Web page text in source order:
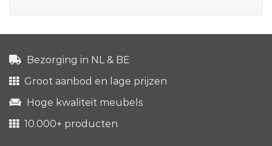
Bezorging in NL & BE
Groot aanbod en lage prijzen
Hoge kwaliteit meubels
10.000+ producten